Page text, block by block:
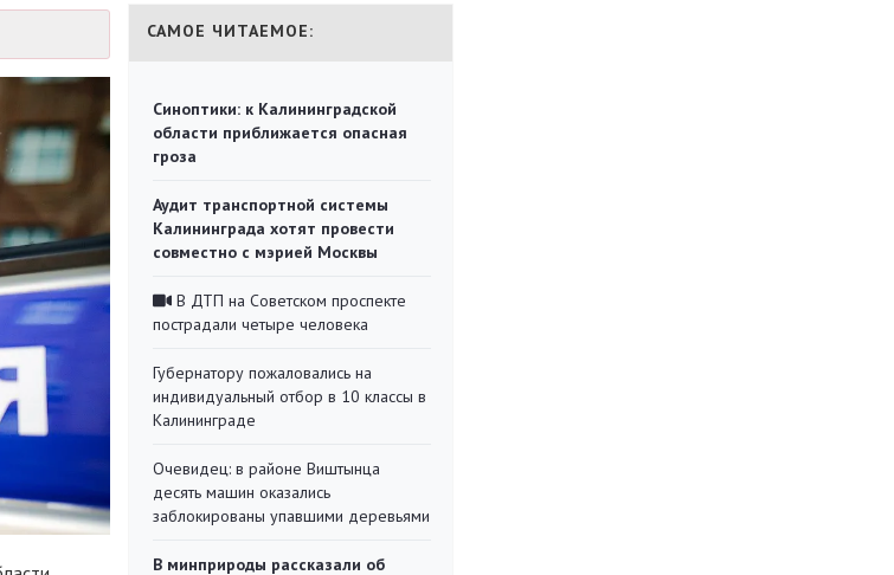
САМОЕ ЧИТАЕМОЕ:
Синоптики: к Калининградской
области приближается опасная
гроза
Аудит транспортной системы
Калининграда хотят провести
совместно с мэрией Москвы
В ДТП на Советском проспекте
пострадали четыре человека
Губернатору пожаловались на
индивидуальный отбор в 10 классы в
Калининграде
Очевидец: в районе Виштынца
десять машин оказались
заблокированы упавшими деревьями
В минприроды рассказали об